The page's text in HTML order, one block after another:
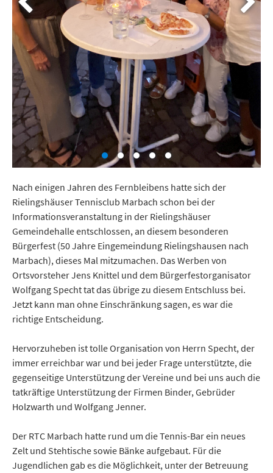
Nach einigen Jahren des Fernbleibens hatte sich der
Rielingshäuser Tennisclub Marbach schon bei der
Informationsveranstaltung in der Rielingshäuser
Gemeindehalle entschlossen, an diesem besonderen
Bürgerfest (50 Jahre Eingemeindung Rielingshausen nach
Marbach), dieses Mal mitzumachen. Das Werben von
Ortsvorsteher Jens Knittel und dem Bürgerfestorganisator
Wolfgang Specht tat das übrige zu diesem Entschluss bei.
Jetzt kann man ohne Einschränkung sagen, es war die
richtige Entscheidung.
Hervorzuheben ist tolle Organisation von Herrn Specht, der
immer erreichbar war und bei jeder Frage unterstützte, die
gegenseitige Unterstützung der Vereine und bei uns auch die
tatkräftige Unterstützung der Firmen Binder, Gebrüder
Holzwarth und Wolfgang Jenner.
Der RTC Marbach hatte rund um die Tennis-Bar ein neues
Zelt und Stehtische sowie Bänke aufgebaut. Für die
Jugendlichen gab es die Möglichkeit, unter der Betreuung